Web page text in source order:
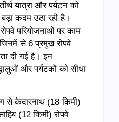
यात्रा और पर्यटन को
कदम उठा रही है।
परियोजनाओं पर काम
से 6 प्रमुख रोपवे
दी गई है। इन
और पर्यटकों को सीधा
से केदारनाथ (18 किमी)
(12 किमी) रोपवे